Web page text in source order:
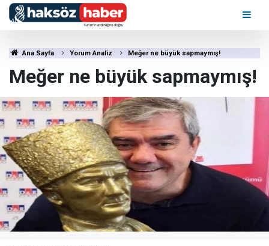
Ana Sayfa Yorum Analiz Meğer ne büyük sapmaymış!
Meğer ne büyük sapmaymış!